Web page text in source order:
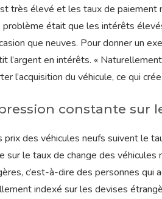
très élevé et les taux de
problème était que les intérêts
que neuves. Pour donner un
l’argent en intérêts. «
l’acquisition du véhicule, ce qui
constante sur
des véhicules neufs suivent le
sur le taux de change des
c’est-à-dire des personnes qui
indexé sur les devises